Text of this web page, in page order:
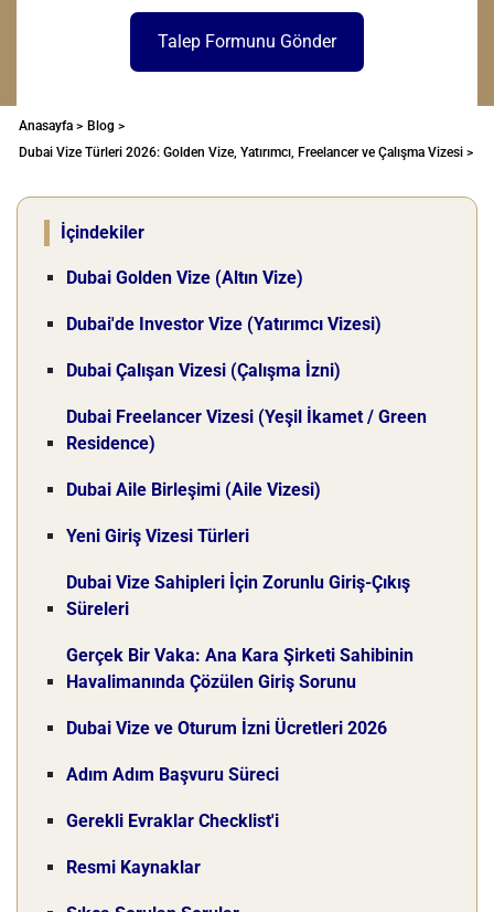
Talep Formunu Gönder
Anasayfa > Blog >
Dubai Vize Türleri 2026: Golden Vize, Yatırımcı, Freelancer ve Çalışma Vizesi >
İçindekiler
Dubai Golden Vize (Altın Vize)
Dubai'de Investor Vize (Yatırımcı Vizesi)
Dubai Çalışan Vizesi (Çalışma İzni)
Dubai Freelancer Vizesi (Yeşil İkamet / Green
Residence)
Dubai Aile Birleşimi (Aile Vizesi)
Yeni Giriş Vizesi Türleri
Dubai Vize Sahipleri İçin Zorunlu Giriş-Çıkış
Süreleri
Gerçek Bir Vaka: Ana Kara Şirketi Sahibinin
Havalimanında Çözülen Giriş Sorunu
Dubai Vize ve Oturum İzni Ücretleri 2026
Adım Adım Başvuru Süreci
Gerekli Evraklar Checklist'i
Resmi Kaynaklar